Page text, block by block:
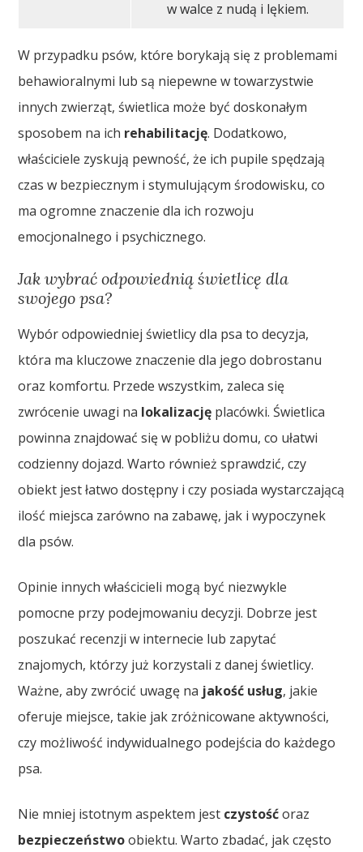
w walce z nudą i lękiem.
W przypadku psów, które borykają się z problemami
behawioralnymi lub są niepewne w towarzystwie
innych zwierząt, świetlica może być doskonałym
sposobem na ich rehabilitację. Dodatkowo,
właściciele zyskują pewność, że ich pupile spędzają
czas w bezpiecznym i stymulującym środowisku, co
ma ogromne znaczenie dla ich rozwoju
emocjonalnego i psychicznego.
Jak wybrać odpowiednią świetlicę dla
swojego psa?
Wybór odpowiedniej świetlicy dla psa to decyzja,
która ma kluczowe znaczenie dla jego dobrostanu
oraz komfortu. Przede wszystkim, zaleca się
zwrócenie uwagi na lokalizację placówki. Świetlica
powinna znajdować się w pobliżu domu, co ułatwi
codzienny dojazd. Warto również sprawdzić, czy
obiekt jest łatwo dostępny i czy posiada wystarczającą
ilość miejsca zarówno na zabawę, jak i wypoczynek
dla psów.
Opinie innych właścicieli mogą być niezwykle
pomocne przy podejmowaniu decyzji. Dobrze jest
poszukać recenzji w internecie lub zapytać
znajomych, którzy już korzystali z danej świetlicy.
Ważne, aby zwrócić uwagę na jakość usług, jakie
oferuje miejsce, takie jak zróżnicowane aktywności,
czy możliwość indywidualnego podejścia do każdego
psa.
Nie mniej istotnym aspektem jest czystośćoraz
bezpieczeństwoobiektu. Warto zbadać, jak często